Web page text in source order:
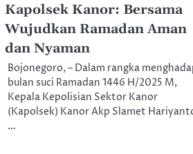
Kapolsek Kanor: Bersama
Wujudkan Ramadan Aman
dan Nyaman
Bojonegoro, – Dalam rangka
bulan suci Ramadan 1446 H/2025 M,
Kepala Kepolisian Sektor Kanor
(Kapolsek) Kanor Akp Slamet
…